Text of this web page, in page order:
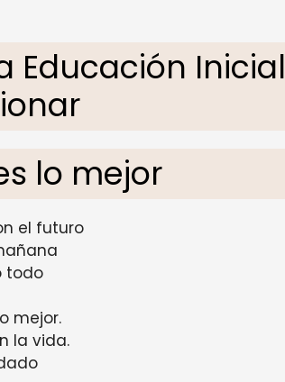
Educación Inicial
lo mejor
el futuro
todo
mejor.
la vida.